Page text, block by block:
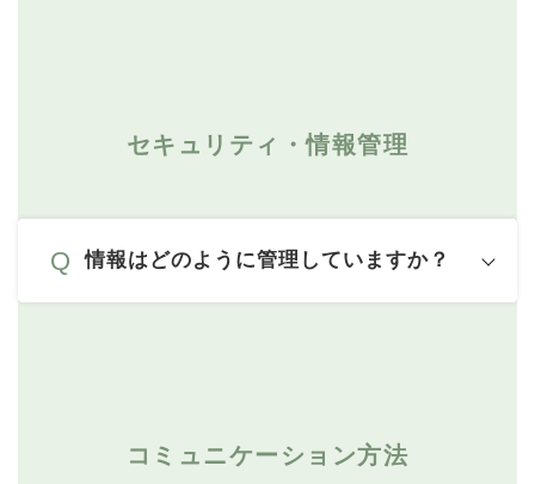
セキュリティ・情報管理
情報はどのように管理していますか？
コミュニケーション方法